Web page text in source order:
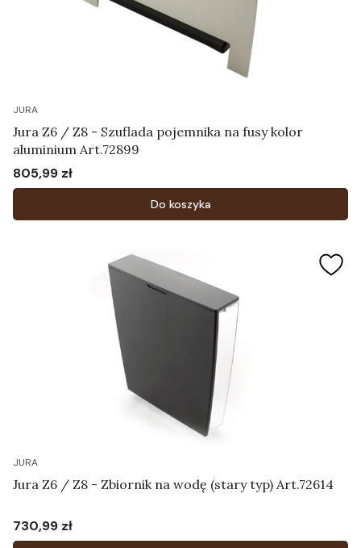
JURA
Jura Z6 / Z8 - Szuflada pojemnika na fusy kolor
aluminium Art.72899
Cena
805,99 zł
Do koszyka
JURA
Jura Z6 / Z8 - Zbiornik na wodę (stary typ) Art.72614
Cena
730,99 zł